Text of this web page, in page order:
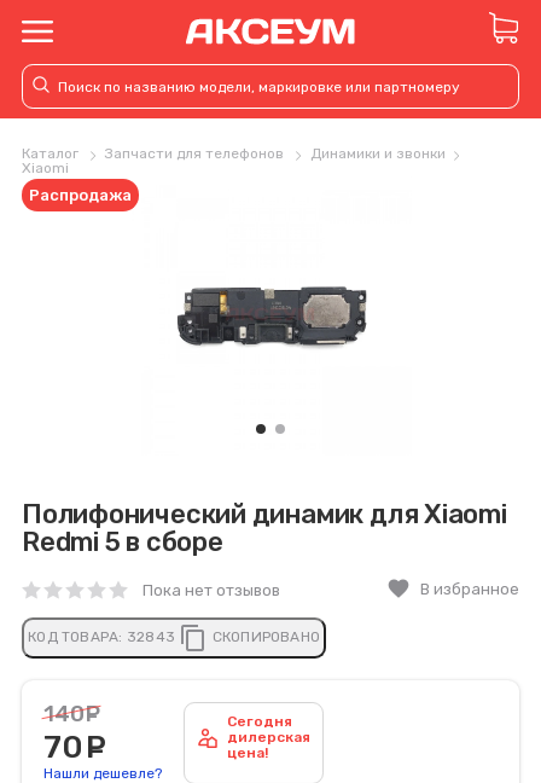
Каталог Запчасти для телефонов
Динамики и звонки
Xiaomi
Полифонический динамик для Xiaomi
Redmi 5 в сборе
Пока нет отзывов favorite В избранное
КОД ТОВАРА: 32843 content_copy СКОПИРОВАНО
Распродажа
140 руб.
70 руб.
Нашли дешевле?
Сегодня
дилерская
цена!